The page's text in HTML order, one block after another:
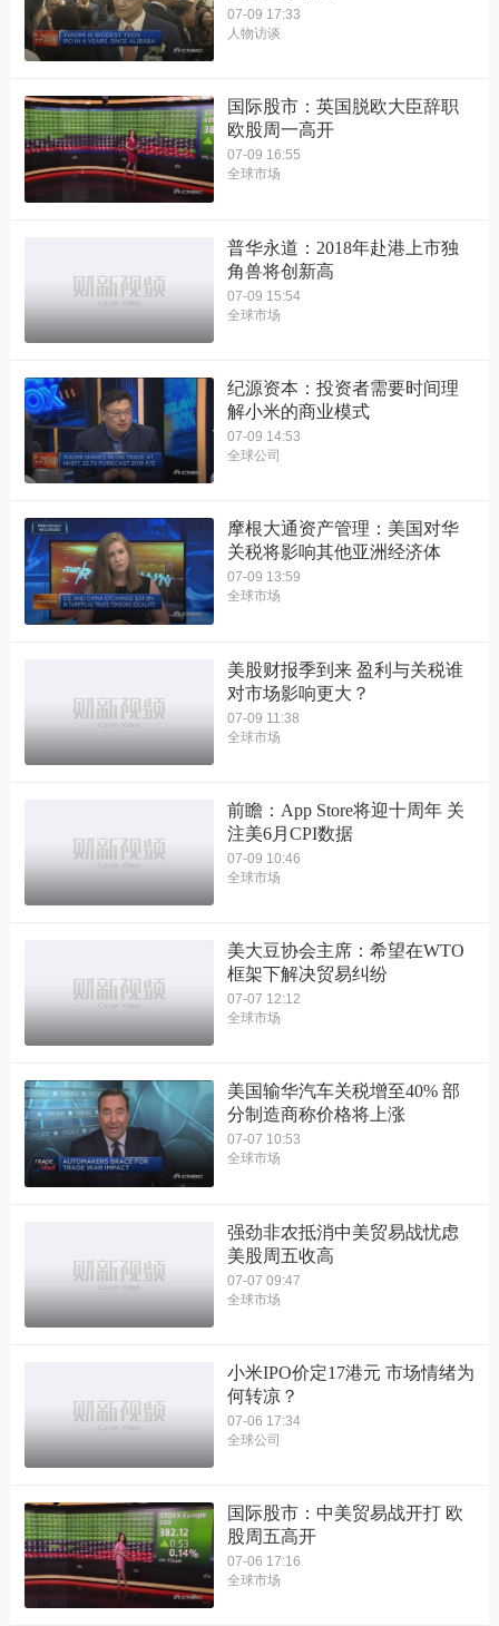
07-09 17:33
人物访谈
国际股市：英国脱欧大臣辞职
欧股周一高开
07-09 16:55
全球市场
普华永道：2018年赴港上市独
角兽将创新高
07-09 15:54
全球市场
纪源资本：投资者需要时间理
解小米的商业模式
07-09 14:53
全球公司
摩根大通资产管理：美国对华
关税将影响其他亚洲经济体
07-09 13:59
全球市场
美股财报季到来 盈利与关税谁
对市场影响更大？
07-09 11:38
全球市场
前瞻：App Store将迎十周年 关
注美6月CPI数据
07-09 10:46
全球市场
美大豆协会主席：希望在WTO
框架下解决贸易纠纷
07-07 12:12
全球市场
美国输华汽车关税增至40% 部
分制造商称价格将上涨
07-07 10:53
全球市场
强劲非农抵消中美贸易战忧虑
美股周五收高
07-07 09:47
全球市场
小米IPO价定17港元 市场情绪为
何转凉？
07-06 17:34
全球公司
国际股市：中美贸易战开打 欧
股周五高开
07-06 17:16
全球市场